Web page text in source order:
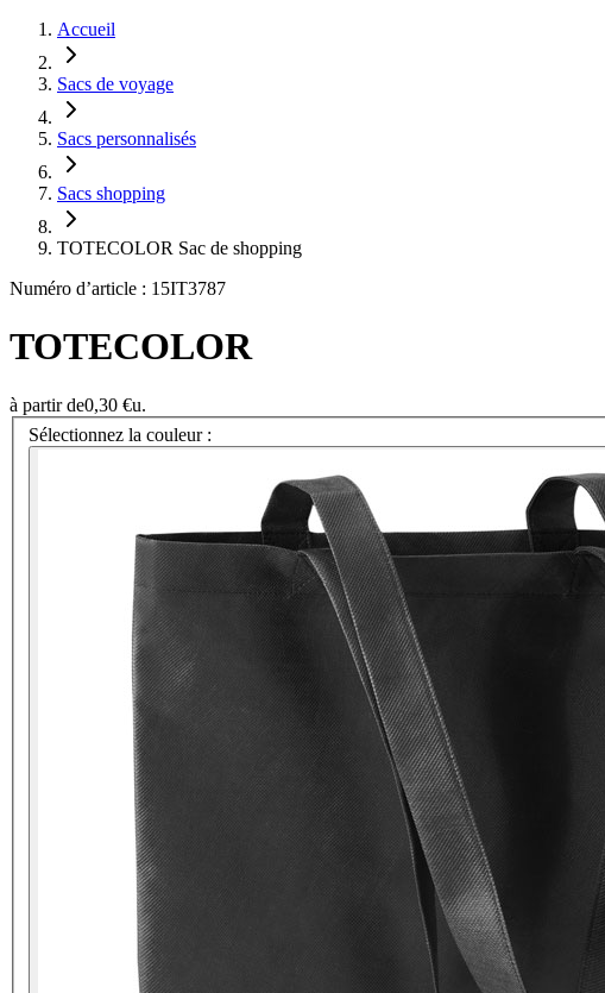
Accueil
Sacs de voyage
Sacs personnalisés
Sacs shopping
TOTECOLOR Sac de shopping
Numéro d’article : 15IT3787
TOTECOLOR
à partir de0,30 €u.
Sélectionnez la couleur :